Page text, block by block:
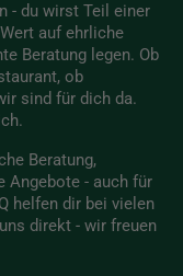
- du wirst Teil einer
auf ehrliche
Beratung legen. Ob
ob
sind für dich da.
Beratung,
Angebote - auch für
helfen dir bei vielen
direkt - wir freuen